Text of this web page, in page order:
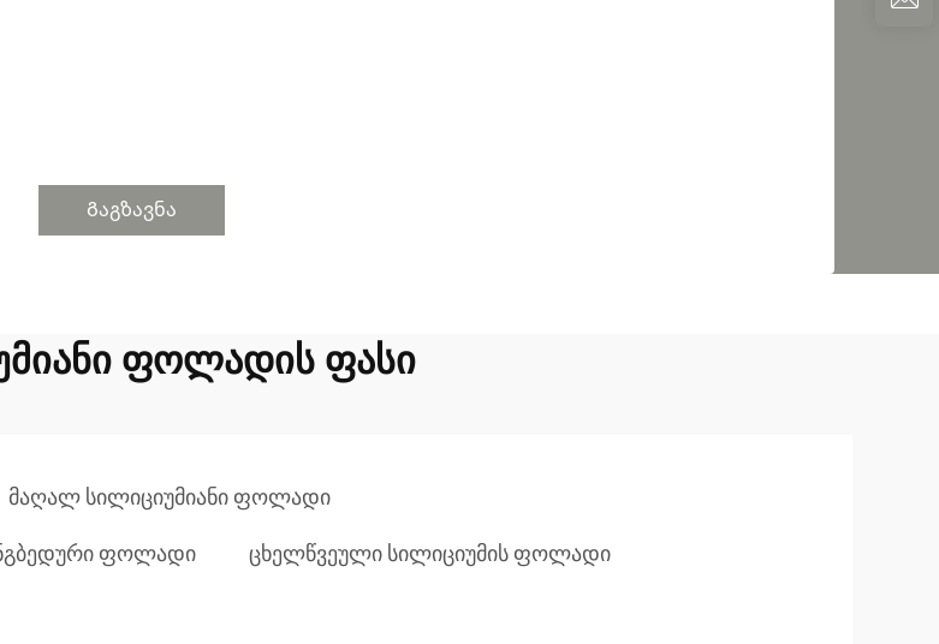
Გაგზავნა
ფოლადის ფასი
მაღალ სილიციუმიანი ფოლადი
ფოლადი ცხელწვეული სილიციუმის ფოლადი